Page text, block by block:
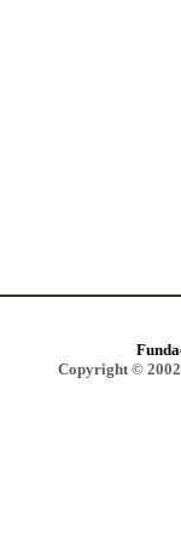
Copyright ©